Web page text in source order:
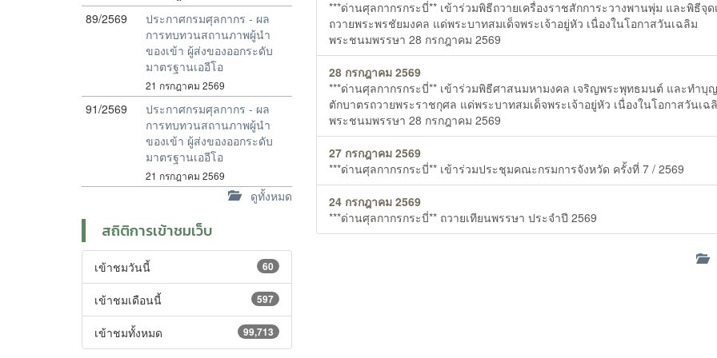
89/2569
ประกาศกรมศุลกากร - ผล
การทบทวนสถานภาพผู้นำ
ของเข้า ผู้ส่งของออกระดับ
มาตรฐานเออีโอ
21 กรกฎาคม 2569
91/2569
ประกาศกรมศุลกากร - ผล
การทบทวนสถานภาพผู้นำ
ของเข้า ผู้ส่งของออกระดับ
มาตรฐานเออีโอ
21 กรกฎาคม 2569
ดูทั้งหมด
สถิติการเข้าชมเว็บ
60
เข้าชมวันนี้
597
เข้าชมเดือนนี้
99,713
เข้าชมทั้งหมด
***ด่านศุลกากรกระบี่** เข้าร่วมพิธีถวายเครื่องราชสักการะวางพานพุ่ม และพิธีจุด
ถวายพระพรชัยมงคล แด่พระบาทสมเด็จพระเจ้าอยู่หัว เนื่องในโอกาสวันเฉลิม
พระชนมพรรษา 28 กรกฎาคม 2569
28 กรกฎาคม 2569
***ด่านศุลกากรกระบี่** เข้าร่วมพิธีศาสนมหามงคล เจริญพระพุทธมนต์ และทำบุญ
ตักบาตรถวายพระราชกุศล แด่พระบาทสมเด็จพระเจ้าอยู่หัว เนื่องในโอกาสวันเฉ
พระชนมพรรษา 28 กรกฎาคม 2569
27 กรกฎาคม 2569
***ด่านศุลกากรกระบี่** เข้าร่วมประชุมคณะกรมการจังหวัด ครั้งที่ 7 / 2569
24 กรกฎาคม 2569
***ด่านศุลกากรกระบี่** ถวายเทียนพรรษา ประจำปี 2569